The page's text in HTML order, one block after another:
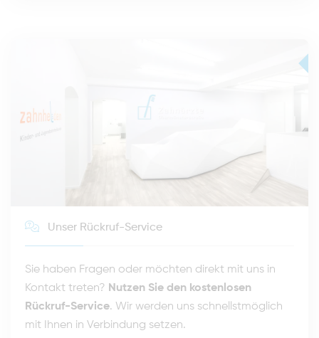
Unser Rückruf-Service
Sie haben Fragen oder möchten direkt mit uns in
Kontakt treten? Nutzen Sie den kostenlosen
Rückruf-Service. Wir werden uns schnellstmöglich
mit Ihnen in Verbindung setzen.